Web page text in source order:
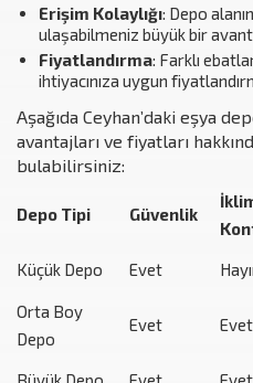
Erişim Kolaylığı: Depo
ulaşabilmeniz büyük bir
Fiyatlandırma: Farklı
ihtiyacınıza uygun
Aşağıda Ceyhan’daki eşya
avantajları ve fiyatları
bulabilirsiniz:
Depo Tipi Güvenlik
Küçük Depo Evet
Orta Boy
Depo
Evet Evet